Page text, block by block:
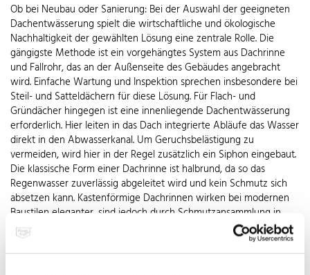
Ob bei Neubau oder Sanierung: Bei der Auswahl der geeigneten
Dachentwässerung spielt die wirtschaftliche und ökologische
Nachhaltigkeit der gewählten Lösung eine zentrale Rolle. Die
gängigste Methode ist ein vorgehängtes System aus Dachrinne
und Fallrohr, das an der Außenseite des Gebäudes angebracht
wird. Einfache Wartung und Inspektion sprechen insbesondere bei
Steil- und Satteldächern für diese Lösung. Für Flach- und
Gründächer hingegen ist eine innenliegende Dachentwässerung
erforderlich. Hier leiten in das Dach integrierte Abläufe das Wasser
direkt in den Abwasserkanal. Um Geruchsbelästigung zu
vermeiden, wird hier in der Regel zusätzlich ein Siphon eingebaut.
Die klassische Form einer Dachrinne ist halbrund, da so das
Regenwasser zuverlässig abgeleitet wird und kein Schmutz sich
absetzen kann. Kastenförmige Dachrinnen wirken bei modernen
Baustilen eleganter, sind jedoch durch Schmutzansammlung in
den Ecken wartungsintensiver. Unabhängig von der gewählten
Form ist die richtige Dimensionierung des Fallrohrs wichtig, um ein
Überlaufen der Rinne bei starkem Regen zu verhindern.